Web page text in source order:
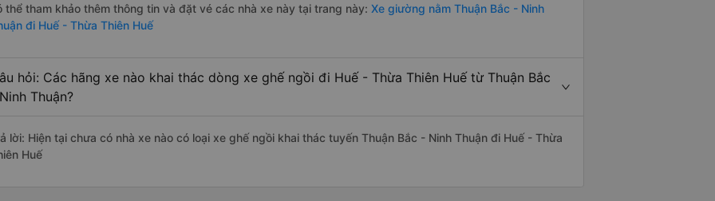
thể tham khảo thêm thông tin và đặt vé các nhà xe này tại trang này: Xe giường nằm Thuận Bắc - Ninh
đi Huế - Thừa Thiên Huế
hỏi: Các hãng xe nào khai thác dòng xe ghế ngồi đi Huế - Thừa Thiên Huế từ Thuận Bắc
Thuận?
lời: Hiện tại chưa có nhà xe nào có loại xe ghế ngồi khai thác tuyến Thuận Bắc - Ninh Thuận đi Huế - Thừa
Huế